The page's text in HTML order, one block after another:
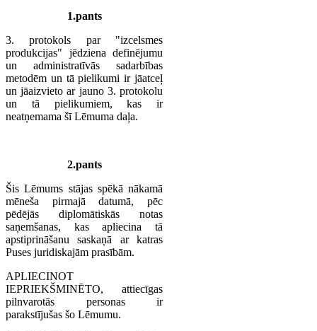
1.pants
3. protokols par "izcelsmes
produkcijas" jēdziena definējumu
un administratīvās sadarbības
metodēm un tā pielikumi ir jāatceļ
un jāaizvieto ar jauno 3. protokolu
un tā pielikumiem, kas ir
neatņemama šī Lēmuma daļa.
2.pants
Šis Lēmums stājas spēkā nākamā
mēneša pirmajā datumā, pēc
pēdējās diplomātiskās notas
saņemšanas, kas apliecina tā
apstiprināšanu saskaņā ar katras
Puses juridiskajām prasībām.
APLIECINOT
IEPRIEKŠMINĒTO, attiecīgas
pilnvarotās personas ir
parakstījušas šo Lēmumu.